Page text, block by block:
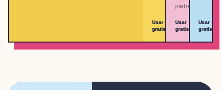
Usar
gratis
padres.
Usar
gratis
Usar
gratis